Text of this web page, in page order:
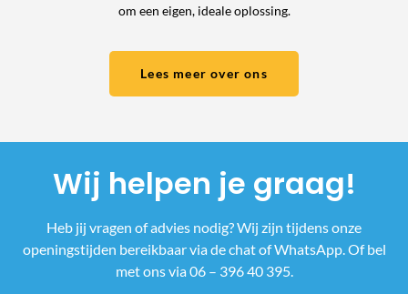
om een eigen, ideale oplossing.
Lees meer over ons
Wij helpen je graag!
Heb jij vragen of advies nodig? Wij zijn tijdens onze
openingstijden bereikbaar via de chat of WhatsApp. Of bel
met ons via 06 – 396 40 395.